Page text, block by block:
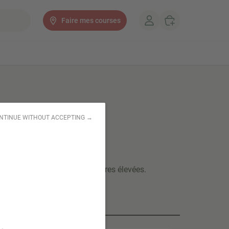
WITHOUT ACCEPTING →
Faire mes courses
et résistante aux températures élevées.